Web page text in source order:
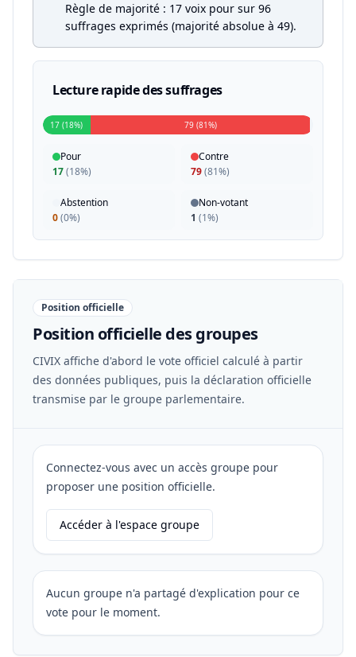
Règle de majorité : 17 voix pour sur 96
suffrages exprimés (majorité absolue à 49).
Lecture rapide des suffrages
17 (18%) 79 (81%)
Pour
17(18%)
Contre
79(81%)
Abstention
0(0%)
Non-votant
1 (1%)
Position officielle
Position officielle des groupes
CIVIX affiche d'abord le vote officiel calculé à partir
des données publiques, puis la déclaration officielle
transmise par le groupe parlementaire.
Connectez-vous avec un accès groupe pour
proposer une position officielle.
Accéder à l'espace groupe
Aucun groupe n'a partagé d'explication pour ce
vote pour le moment.